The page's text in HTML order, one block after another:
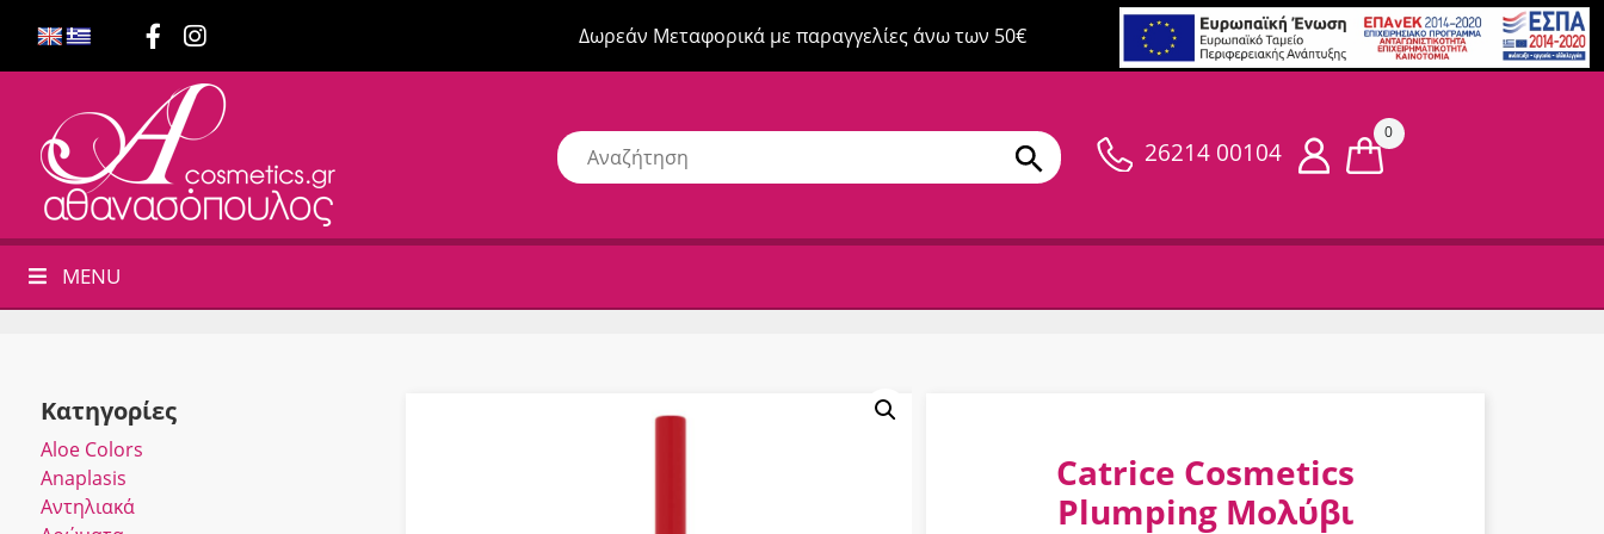
Δωρεάν Μεταφορικά με παραγγελίες άνω των 50€
26214 00104
0
MENU
Κατηγορίες
Αloe Colors
Anaplasis
Αντηλιακά
Catrice Cosmetics
Plumping Μολύβι